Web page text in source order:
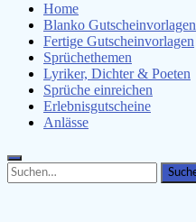
Home
Blanko Gutscheinvorlagen
Fertige Gutscheinvorlagen
Sprüchethemen
Lyriker, Dichter & Poeten
Sprüche einreichen
Erlebnisgutscheine
Anlässe
Search
for:
Search